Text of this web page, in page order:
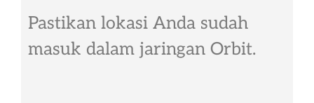
Pastikan lokasi Anda sudah
masuk dalam jaringan Orbit.